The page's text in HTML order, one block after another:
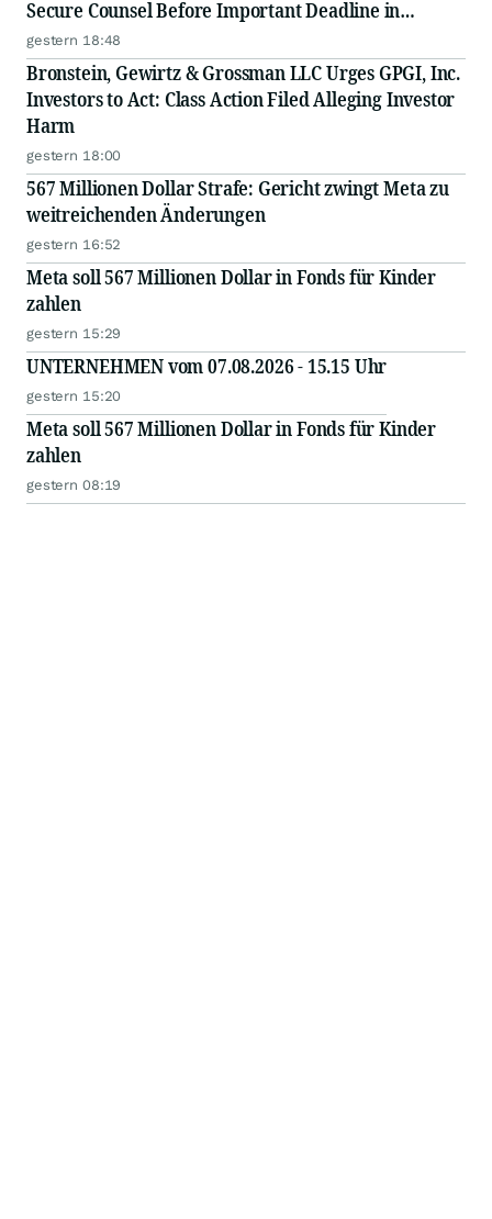
Secure Counsel Before Important Deadline in
Securities Class Action - GPGI, CMPO
gestern 18:48
Bronstein, Gewirtz & Grossman LLC Urges GPGI, Inc.
Investors to Act: Class Action Filed Alleging Investor
Harm
gestern 18:00
567 Millionen Dollar Strafe: Gericht zwingt Meta zu
weitreichenden Änderungen
gestern 16:52
Meta soll 567 Millionen Dollar in Fonds für Kinder
zahlen
gestern 15:29
UNTERNEHMEN vom 07.08.2026 - 15.15 Uhr
gestern 15:20
Meta soll 567 Millionen Dollar in Fonds für Kinder
zahlen
gestern 08:19